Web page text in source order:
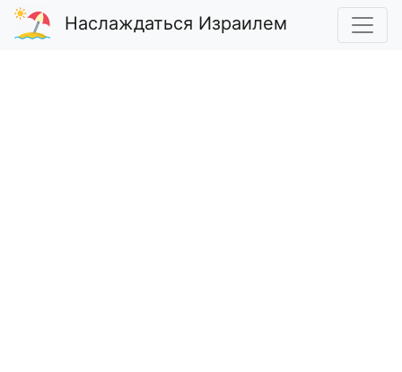
Наслаждаться Израилем